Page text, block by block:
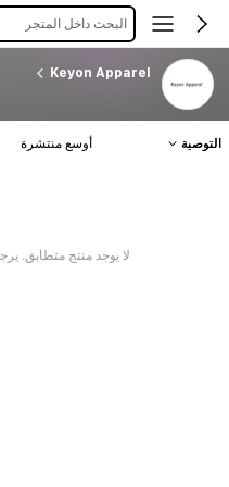
البحث داخل المتجر
Keyon Apparel
التوصية أوسع منتشرة
لا يوجد منتج متطابق.